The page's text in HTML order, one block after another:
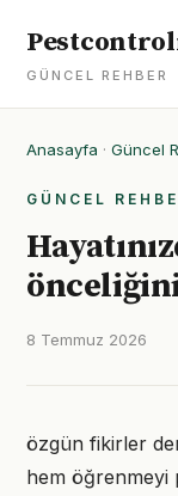
GÜNCEL REHBER
Anasayfa · Güncel
GÜNCEL
önceliğini
8 Temmuz 2026
özgün fikirler
hem öğrenmeyi